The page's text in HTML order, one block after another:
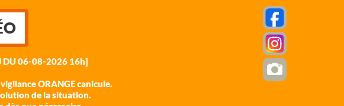
DU 06-08-2026 16h]
ORANGE canicule.
de la situation.